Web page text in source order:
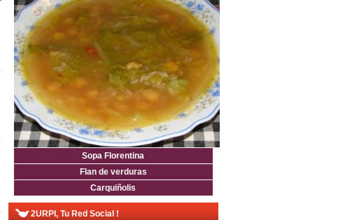
Sopa Florentina
Flan de verduras
Carquiñolis
2URPI, Tu Red Social !